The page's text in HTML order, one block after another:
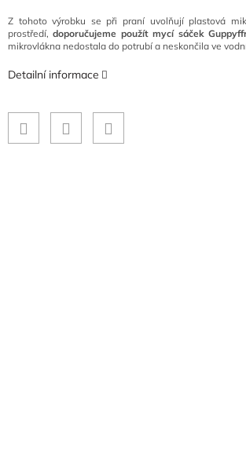
Z tohoto výrobku se při praní uvolňují plastová
prostředí,doporučujeme použít mycí sáček
mikrovlákna nedostala do potrubí a neskončila ve
Detailní informace